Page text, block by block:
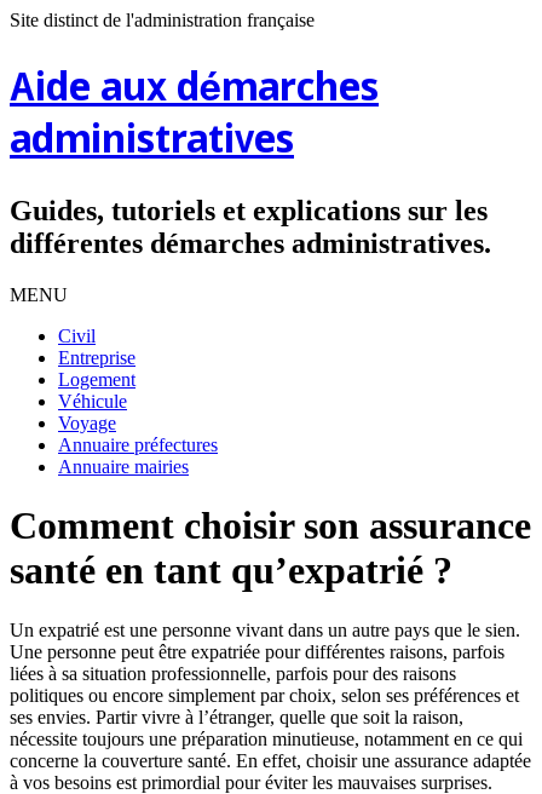
Site distinct de l'administration française
Aide aux démarches
administratives
Guides, tutoriels et explications sur les
différentes démarches administratives.
MENU
Civil
Entreprise
Logement
Véhicule
Voyage
Annuaire préfectures
Annuaire mairies
Comment choisir son assurance
santé en tant qu’expatrié ?
Un expatrié est une personne vivant dans un autre pays que le sien.
Une personne peut être expatriée pour différentes raisons, parfois
liées à sa situation professionnelle, parfois pour des raisons
politiques ou encore simplement par choix, selon ses préférences et
ses envies. Partir vivre à l’étranger, quelle que soit la raison,
nécessite toujours une préparation minutieuse, notamment en ce qui
concerne la couverture santé. En effet, choisir une assurance adaptée
à vos besoins est primordial pour éviter les mauvaises surprises.